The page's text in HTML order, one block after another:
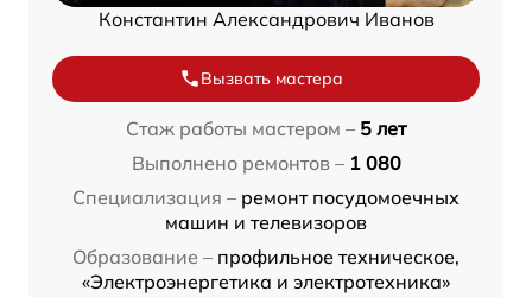
Константин Александрович Иванов
Вызвать мастера
Стаж работы мастером – 5 лет
Выполнено ремонтов – 1 080
Специализация – ремонт посудомоечных
машин и телевизоров
Образование – профильное техническое,
«Электроэнергетика и электротехника»